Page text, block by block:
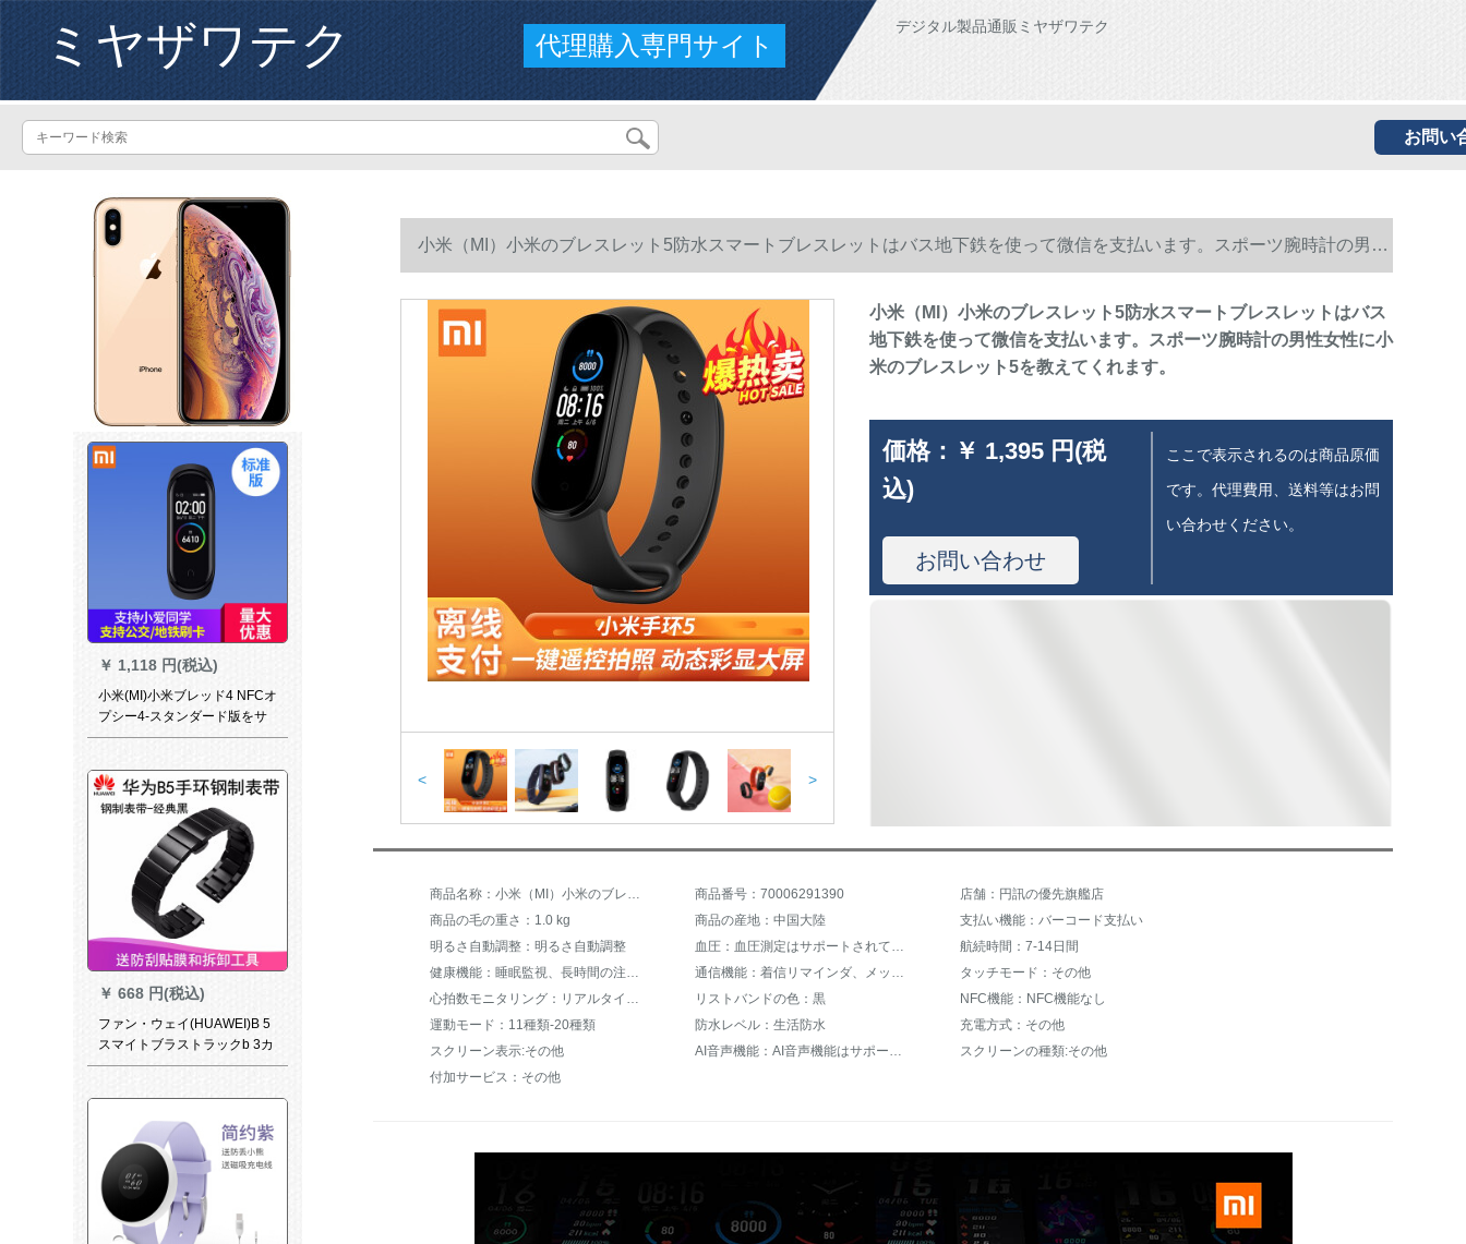
ミヤザワテク 代理購入専門サイト
デジタル製品通販ミヤザワテク
お問い
￥ 1,118 円(税込)
小米(MI)小米ブレッド4 NFCオ
プシー4-スタンダード版をサ
ポトする。
￥ 668 円(税込)
ファン・ウェイ(HUAWEI)B 5
スマイトブラストラックb 3カ
ーストバードB 3青春版金属鋼
小米（MI）小米のブレスレット5防水スマートブレスレットはバス地下鉄を使って微信を支払います。スポーツ腕時計の男性
女性に小米のブレスレット5を教えてくれます。
< >
小米（MI）小米のブレスレット5防水スマートブレスレットはバス
地下鉄を使って微信を支払います。スポーツ腕時計の男性女性に小
米のブレスレット5を教えてくれます。
価格： ￥ 1,395 円(税
込)
お問い合わせ
ここで表示されるのは商品原価
です。代理費用、送料等はお問
い合わせください。
商品名称：小米（MI）小米のブレスレット5防水スマートブレスレットはバス地下鉄でWeChatを使って運動腕時計の男性の女の子に小米のブレスレット5を教えます。 商品番号：70006291390
店舗：円訊の優先旗艦店
商品の毛の重さ：1.0 kg
商品の産地：中国大陸
支払い機能：バーコード支払い
明るさ自動調整：明るさ自動調整
血圧：血圧測定はサポートされていません。
航続時間：7-14日間
健康機能：睡眠監視、長時間の注意喚起
通信機能：着信リマインダ、メッセージリマインダ
タッチモード：その他
心拍数モニタリング：リアルタイムモニタリング
リストバンドの色：黒
NFC機能：NFC機能なし
運動モード：11種類-20種類
防水レベル：生活防水
充電方式：その他
スクリーン表示:その他
AI音声機能：AI音声機能はサポートされていません。
スクリーンの種類:その他
付加サービス：その他